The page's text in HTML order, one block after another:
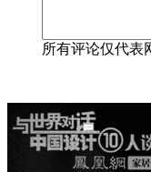
所有评论仅代表